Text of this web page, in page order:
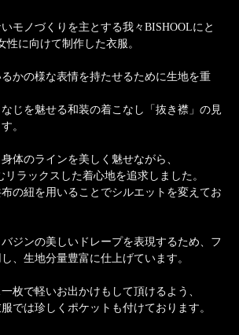
モノづくりを主とする我々BISHOOLにと
性に向けて制作した衣服。
かの様な表情を持たせるために生地を重
じを魅せる和装の着こなし「抜き襟」の見
。
体のラインを美しく魅せながら、
リラックスした着心地を追求しました。
の紐を用いることでシルエットを変えてお
ジンの美しいドレープを表現するため、フ
、生地分量豊富に仕上げています。
枚で軽いお出かけもして頂けるよう、
では珍しくポケットも付けております。